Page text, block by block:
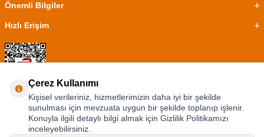
Önemli Bilgiler
Hızlı Erişim
Çerez Kullanımı
Kişisel verileriniz, hizmetlerimizin daha iyi bir şekilde
sunulması için mevzuata uygun bir şekilde toplanıp işlenir.
Konuyla ilgili detaylı bilgi almak için Gizlilik Politikamızı
inceleyebilirsiniz.